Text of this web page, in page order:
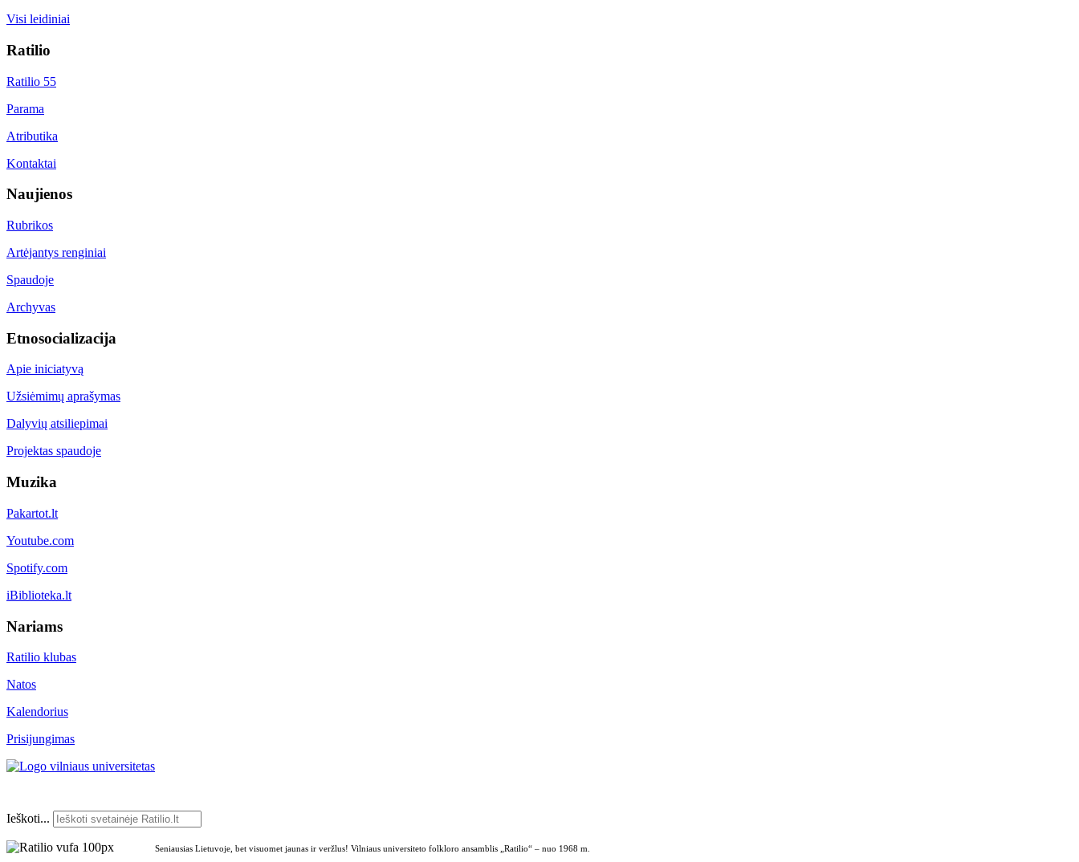
Visi leidiniai
Ratilio
Ratilio 55
Parama
Atributika
Kontaktai
Naujienos
Rubrikos
Artėjantys renginiai
Spaudoje
Archyvas
Etnosocializacija
Apie iniciatyvą
Užsiėmimų aprašymas
Dalyvių atsiliepimai
Projektas spaudoje
Muzika
Pakartot.lt
Youtube.com
Spotify.com
iBiblioteka.lt
Nariams
Ratilio klubas
Natos
Kalendorius
Prisijungimas
Ieškoti...
Seniausias Lietuvoje, bet visuomet jaunas ir veržlus! Vilniaus universiteto folkloro ansamblis „Ratilio“ – nuo 1968 m.